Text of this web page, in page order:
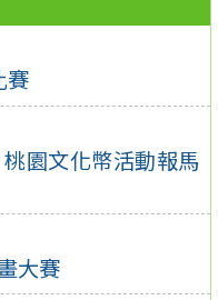
賽
園文化幣活動報馬
大賽